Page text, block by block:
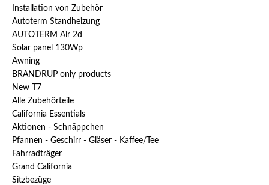
Installation von Zubehör
Autoterm Standheizung
AUTOTERM Air 2d
Solar panel 130Wp
Awning
BRANDRUP only products
New T7
Alle Zubehörteile
California Essentials
Aktionen - Schnäppchen
Pfannen - Geschirr - Gläser - Kaffee/Tee
Fahrradträger
Grand California
Sitzbezüge